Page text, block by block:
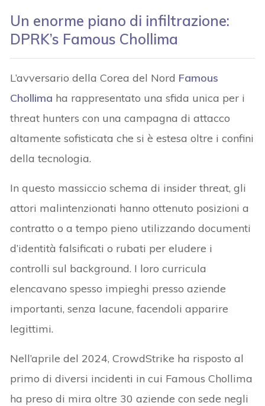
Un enorme piano di infiltrazione:
DPRK’s Famous Chollima
L’avversario della Corea del Nord Famous
Chollima ha rappresentato una sfida unica per i
threat hunters con una campagna di attacco
altamente sofisticata che si è estesa oltre i confini
della tecnologia.
In questo massiccio schema di insider threat, gli
attori malintenzionati hanno ottenuto posizioni a
contratto o a tempo pieno utilizzando documenti
d’identità falsificati o rubati per eludere i
controlli sul background. I loro curricula
elencavano spesso impieghi presso aziende
importanti, senza lacune, facendoli apparire
legittimi.
Nell’aprile del 2024, CrowdStrike ha risposto al
primo di diversi incidenti in cui Famous Chollima
ha preso di mira oltre 30 aziende con sede negli